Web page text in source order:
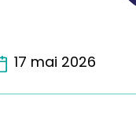
17 mai 2026